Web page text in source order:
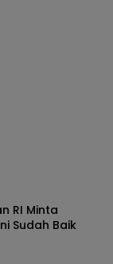
RI Minta
Sudah Baik